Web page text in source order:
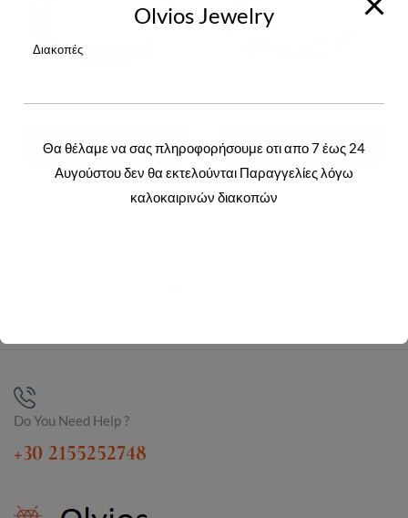
ΔΙΑΒΆΣΤΕ
ΠΕΡΙΣΣΌΤΕΡΑ
Login to view prices
ΔΙΑΒΆΣΤΕ
ΠΕΡΙΣΣΌΤΕΡΑ
Login to view prices
Do You Need Help ?
+30 2155252748
Olvios Jewelry
Διακοπές
Θα θέλαμε να σας πληροφορήσουμε οτι απο 7 έως 24
Αυγούστου δεν θα εκτελούνται Παραγγελίες λόγω
καλοκαιρινών διακοπών